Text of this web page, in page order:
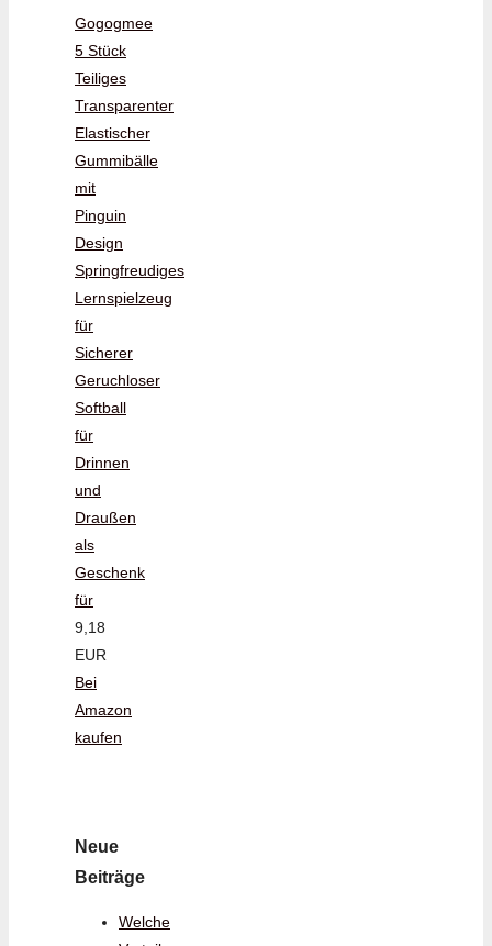
Gogogmee
5 Stück
Teiliges
Transparenter
Elastischer
Gummibälle
mit
Pinguin
Design
Springfreudiges
Lernspielzeug
für
Sicherer
Geruchloser
Softball
für
Drinnen
und
Draußen
als
Geschenk
für
9,18
EUR
Bei
Amazon
kaufen
Neue
Beiträge
Welche